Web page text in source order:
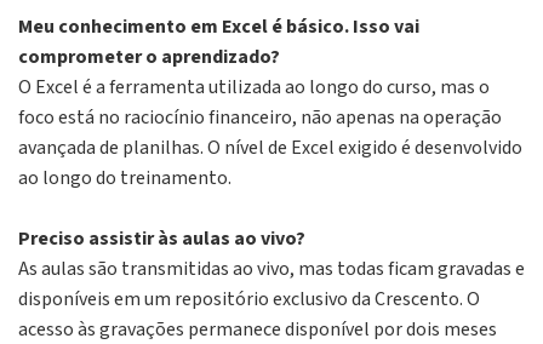
Meu conhecimento em Excel é básico. Isso vai
comprometer o aprendizado?
O Excel é a ferramenta utilizada ao longo do curso, mas o
foco está no raciocínio financeiro, não apenas na operação
avançada de planilhas. O nível de Excel exigido é desenvolvido
ao longo do treinamento.
Preciso assistir às aulas ao vivo?
As aulas são transmitidas ao vivo, mas todas ficam gravadas e
disponíveis em um repositório exclusivo da Crescento. O
acesso às gravações permanece disponível por dois meses